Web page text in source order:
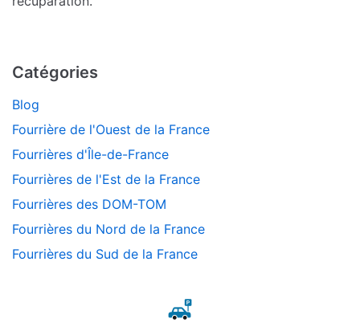
Catégories
Blog
Fourrière de l'Ouest de la France
Fourrières d'Île-de-France
Fourrières de l'Est de la France
Fourrières des DOM-TOM
Fourrières du Nord de la France
Fourrières du Sud de la France